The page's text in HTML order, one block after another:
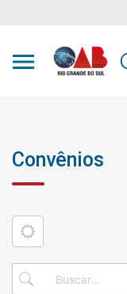
Convênios